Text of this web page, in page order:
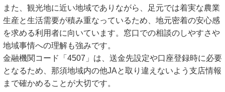
また、観光地に近い地域でありながら、足元では着実な農業
生産と生活需要が積み重なっているため、地元密着の安心感
を求める利用者に向いています。窓口での相談のしやすさや
地域事情への理解も強みです。
金融機関コード「4507」は、送金先設定や口座登録時に必要
となるため、那須地域内の他JAと取り違えないよう支店情報
まで確かめることが大切です。